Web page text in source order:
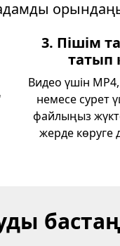
3. Пішім
татып
Видео үшін
немесе сурет
файлыңыз
жерде көруге